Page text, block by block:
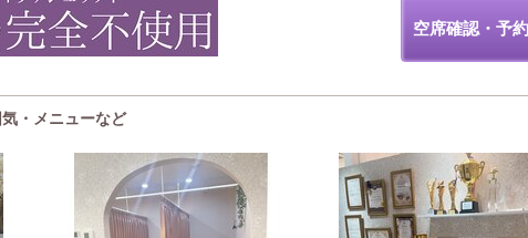
空席確認・予
・メニューなど